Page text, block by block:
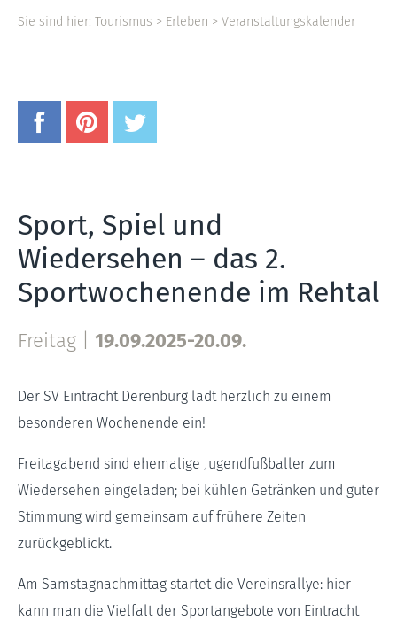
Sie sind hier: Tourismus > Erleben > Veranstaltungskalender
Sport, Spiel und
Wiedersehen – das 2.
Sportwochenende im Rehtal
Freitag | 19.09.2025-20.09.
Der SV Eintracht Derenburg lädt herzlich zu einem
besonderen Wochenende ein!
Freitagabend sind ehemalige Jugendfußballer zum
Wiedersehen eingeladen; bei kühlen Getränken und guter
Stimmung wird gemeinsam auf frühere Zeiten
zurückgeblickt.
Am Samstagnachmittag startet die Vereinsrallye: hier
kann man die Vielfalt der Sportangebote von Eintracht